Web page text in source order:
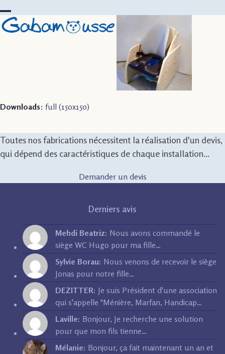
to
content
Open
Close
Downloads: full (150x150)
Toutes nos fabrications nécessitent la réalisation d'un devis,
qui dépend des caractéristiques de chaque installation...
Demander un devis
Derniers avis
Mehdi Beatriz: Nous avons commandé le
siège WC Hugo pour ma fille…
Sylvie Borau: Nous venons de recevoir le siège
Jonas pour notre fille…
DEZITTER: Je suis Président d'une association
qui s'appelle "Ménière, Marfan, Handicap…
Laville: Bonjour, Je recherche une solution
pour que mon fils tienne…
Mélanie: Bonjour, ça fait maintenant un an et